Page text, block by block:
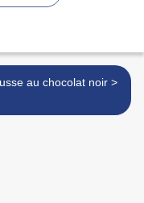
Mousse au chocolat noir >